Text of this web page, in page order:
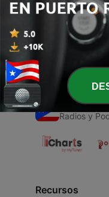
1 - Himno
05 oct. 2020
Radios y
Recursos